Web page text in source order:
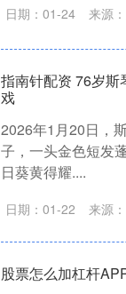
日期：01-24 来源
指南针配资 76岁斯
戏
2026年1月20日，
子，一头金色短发
日葵黄得耀....
日期：01-22 来源
股票怎么加杠杆